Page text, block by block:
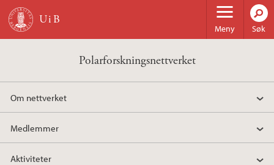
Hopp til hovedinnhold
Meny Søk
Polarforskningsnettverket
Om nettverket
Medlemmer
Aktiviteter